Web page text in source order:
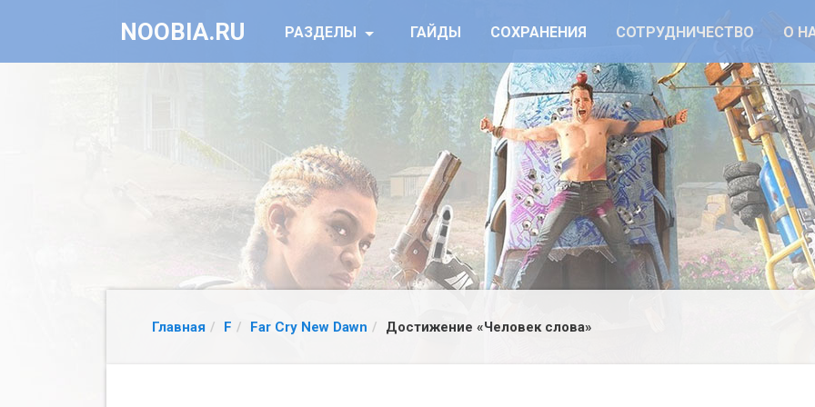
NOOBIA.RU РАЗДЕЛЫ ГАЙДЫ СОХРАНЕНИЯ СОТРУДНИЧЕСТВО О
Главная F Far Cry New Dawn Достижение «Человек слова»